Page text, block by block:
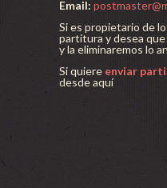
Email:
Si es propietario de
partitura y desea que
y la eliminaremos lo
Si quiere enviar
desde aquí